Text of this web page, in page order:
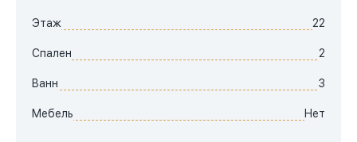
Этаж 22
Спален 2
Ванн 3
Мебель Нет